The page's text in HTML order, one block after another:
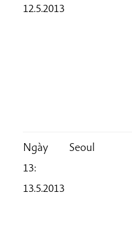
12.5.2013
Ngày
13:
13.5.2013
Seoul